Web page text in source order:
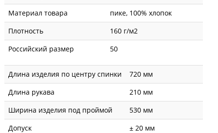
Материал товара
пике, 100% хлопок
Плотность
160 г/м2
Российский размер
50
Длина изделия по центру спинки
720 мм
Длина рукава
210 мм
Ширина изделия под проймой
530 мм
Допуск
± 20 мм